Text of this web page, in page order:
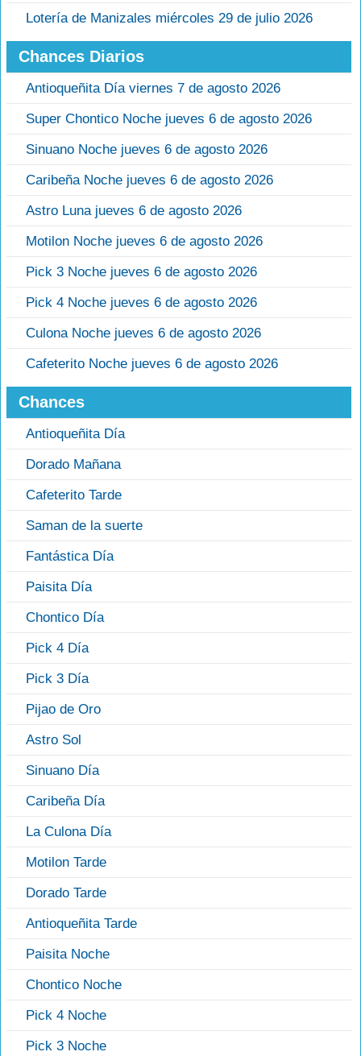
Lotería de Manizales miércoles 29 de julio 2026
Chances Diarios
Antioqueñita Día viernes 7 de agosto 2026
Super Chontico Noche jueves 6 de agosto 2026
Sinuano Noche jueves 6 de agosto 2026
Caribeña Noche jueves 6 de agosto 2026
Astro Luna jueves 6 de agosto 2026
Motilon Noche jueves 6 de agosto 2026
Pick 3 Noche jueves 6 de agosto 2026
Pick 4 Noche jueves 6 de agosto 2026
Culona Noche jueves 6 de agosto 2026
Cafeterito Noche jueves 6 de agosto 2026
Chances
Antioqueñita Día
Dorado Mañana
Cafeterito Tarde
Saman de la suerte
Fantástica Día
Paisita Día
Chontico Día
Pick 4 Día
Pick 3 Día
Pijao de Oro
Astro Sol
Sinuano Día
Caribeña Día
La Culona Día
Motilon Tarde
Dorado Tarde
Antioqueñita Tarde
Paisita Noche
Chontico Noche
Pick 4 Noche
Pick 3 Noche